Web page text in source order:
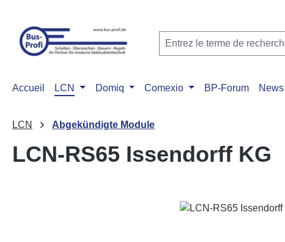
Accueil LCN Domiq Comexio BP-Forum News
LCN Abgekündigte Module
LCN-RS65 Issendorff KG